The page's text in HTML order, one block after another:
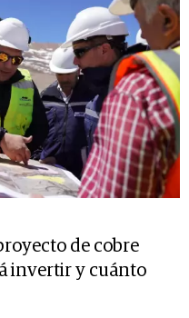
de cobre
invertir y cuánto